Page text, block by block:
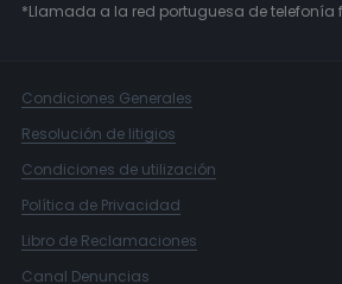
*Llamada a la red portuguesa de telefonía
Condiciones Generales
Resolución de litigios
Condiciones de utilización
Política de Privacidad
Libro de Reclamaciones
Canal Denuncias